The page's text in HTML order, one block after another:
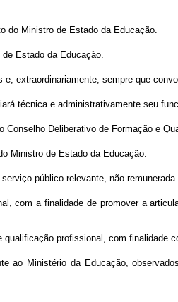
do Ministro de Estado da Educação.
Estado da Educação.
extraordinariamente, sempre que
técnica e administrativamente seu
Deliberativo de Formação e
Ministro de Estado da Educação.
público relevante, não remunerada.
com a finalidade de promover a
profissional, com finalidade
ao Ministério da Educação,